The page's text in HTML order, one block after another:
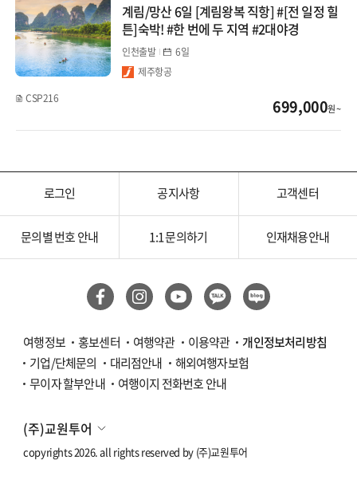
계림/망산 6일 [계림왕복 직항] #[전 일정 힐
튼]숙박! #한 번에 두 지역 #2대야경
인천출발
6일
제주항공
CSP216
699,000원 ~
로그인 공지사항 고객센터
문의별 번호 안내 1:1 문의하기 인재채용안내
여행정보 홍보센터 여행약관 이용약관
개인정보처리방침
기업/단체문의
대리점안내
해외여행자보험
무이자 할부안내
여행이지 전화번호 안내
(주)교원투어
copyrights 2026. all rights reserved by (주)교원투어